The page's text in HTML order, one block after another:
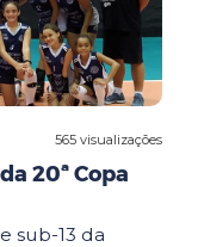
565 visualizações
20ª Copa
sub-13 da